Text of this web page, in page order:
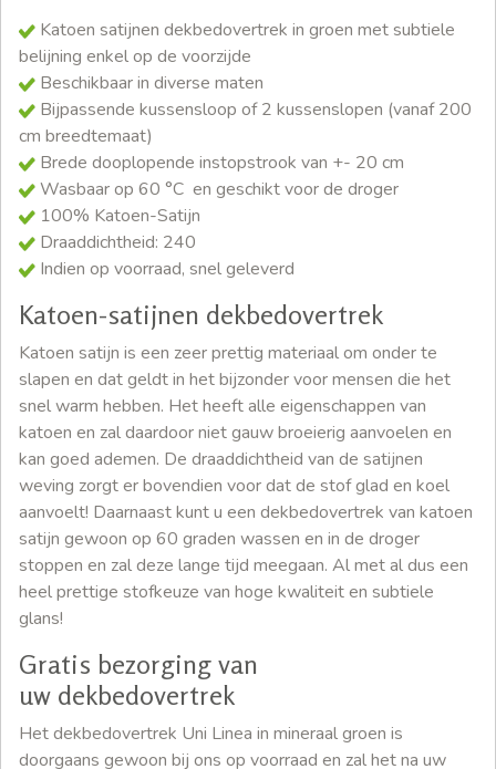
Katoen satijnen dekbedovertrek in groen met subtiele
belijning enkel op de voorzijde
Beschikbaar in diverse maten
Bijpassende kussensloop of 2 kussenslopen (vanaf 200
cm breedtemaat)
Brede dooplopende instopstrook van +- 20 cm
Wasbaar op 60 °C en geschikt voor de droger
100% Katoen-Satijn
Draaddichtheid: 240
Indien op voorraad, snel geleverd
Katoen-satijnen dekbedovertrek
Katoen satijn is een zeer prettig materiaal om onder te
slapen en dat geldt in het bijzonder voor mensen die het
snel warm hebben. Het heeft alle eigenschappen van
katoen en zal daardoor niet gauw broeierig aanvoelen en
kan goed ademen. De draaddichtheid van de satijnen
weving zorgt er bovendien voor dat de stof glad en koel
aanvoelt! Daarnaast kunt u een dekbedovertrek van katoen
satijn gewoon op 60 graden wassen en in de droger
stoppen en zal deze lange tijd meegaan. Al met al dus een
heel prettige stofkeuze van hoge kwaliteit en subtiele
glans!
Gratis bezorging van
uw dekbedovertrek
Het dekbedovertrek Uni Linea in mineraal groen is
doorgaans gewoon bij ons op voorraad en zal het na uw